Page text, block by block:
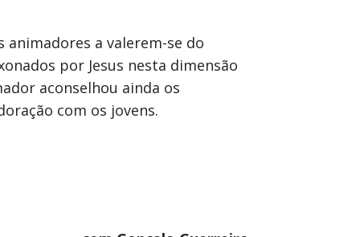
animadores a valerem-se do
por Jesus nesta dimensão
aconselhou ainda os
com os jovens.